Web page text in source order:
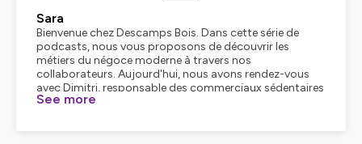
Sara
Bienvenue chez Descamps Bois. Dans cette série de
podcasts, nous vous proposons de découvrir les
métiers du négoce moderne à travers nos
collaborateurs. Aujourd'hui, nous avons rendez-vous
avec Dimitri, responsable des commerciaux sédentaires
à Dunkerque. Bonjour Dimitri, bienvenue. Est-ce que tu
See more